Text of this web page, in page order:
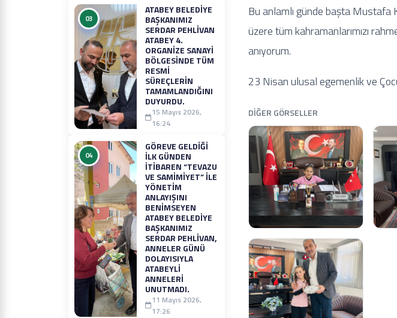
03
ATABEY BELEDIYE
BAŞKANIMIZ
SERDAR PEHLIVAN
ATABEY 4.
ORGANIZE SANAYI
BÖLGESINDE TÜM
RESMI
SÜREÇLERIN
TAMAMLANDIĞINI
DUYURDU.
15 Mayıs 2026,
16:24
04
GÖREVE GELDIĞI
ILK GÜNDEN
ITIBAREN “TEVAZU
VE SAMIMIYET” ILE
YÖNETIM
ANLAYIŞINI
BENIMSEYEN
ATABEY BELEDIYE
BAŞKANIMIZ
SERDAR PEHLIVAN,
ANNELER GÜNÜ
DOLAYISIYLA
ATABEYLI
ANNELERI
UNUTMADI.
11 Mayıs 2026,
17:26
Bu anlamlı günde başta
üzere tüm kahramanlarımızı
anıyorum.
23 Nisan ulusal egemenlik ve
DİĞER GÖRSELLER